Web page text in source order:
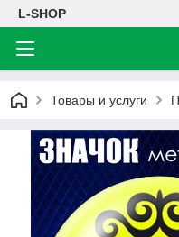
L-SHOP
Товары и услуги